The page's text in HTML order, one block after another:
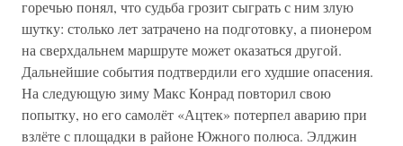
горечью понял, что судьба грозит сыграть с ним злую
шутку: столько лет затрачено на подготовку, а пионером
на сверхдальнем маршруте может оказаться другой.
Дальнейшие события подтвердили его худшие опасения.
На следующую зиму Макс Конрад повторил свою
попытку, но его самолёт «Ацтек» потерпел аварию при
взлёте с площадки в районе Южного полюса. Элджин